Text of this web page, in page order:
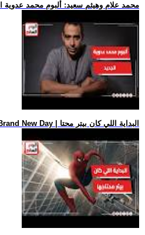
.. محمد علام وهيثم سعيد: ألبوم محمد عدوية
.. فيلم Spider-Man: Brand New Day | البداية اللي كان بيتر محتا